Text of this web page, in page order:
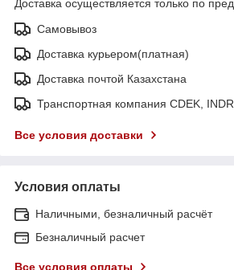
Доставка осуществляется только по
Самовывоз
Доставка курьером(платная)
Доставка почтой Казахстана
Транспортная компания CDEK,
Все условия доставки
Условия оплаты
Наличными, безналичный расчёт
Безналичный расчет
Все условия оплаты